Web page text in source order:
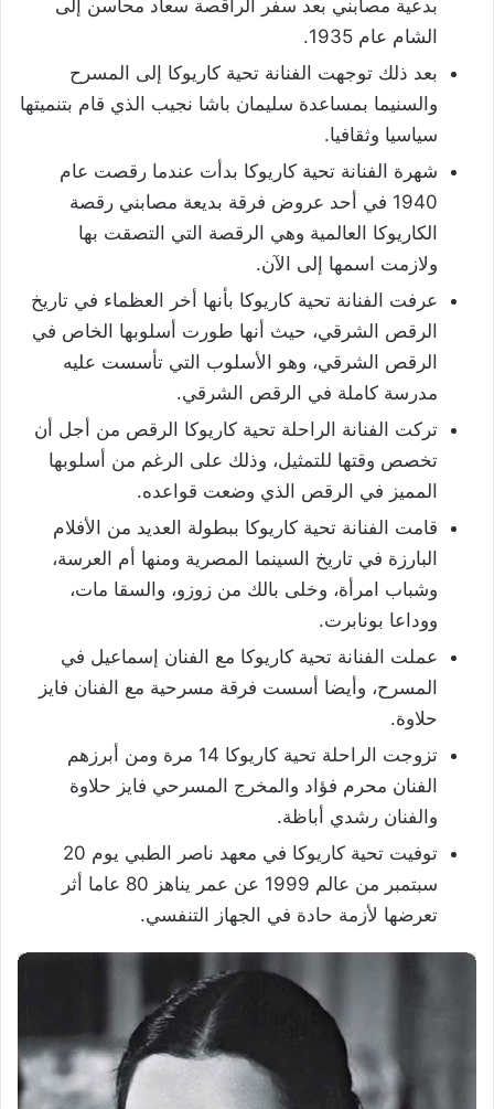
بدعية مصابني بعد سفر الراقصة سعاد محاسن إلى
الشام عام 1935.
بعد ذلك توجهت الفنانة تحية كاريوكا إلى المسرح
والسنيما بمساعدة سليمان باشا نجيب الذي قام بتنميتها
سياسيا وثقافيا.
شهرة الفنانة تحية كاريوكا بدأت عندما رقصت عام
1940 في أحد عروض فرقة بديعة مصابني رقصة
الكاريوكا العالمية وهي الرقصة التي التصقت بها
ولازمت اسمها إلى الآن.
عرفت الفنانة تحية كاريوكا بأنها أخر العظماء في تاريخ
الرقص الشرقي، حيث أنها طورت أسلوبها الخاص في
الرقص الشرقي، وهو الأسلوب التي تأسست عليه
مدرسة كاملة في الرقص الشرقي.
تركت الفنانة الراحلة تحية كاريوكا الرقص من أجل أن
تخصص وقتها للتمثيل، وذلك على الرغم من أسلوبها
المميز في الرقص الذي وضعت قواعده.
قامت الفنانة تحية كاريوكا ببطولة العديد من الأفلام
البارزة في تاريخ السينما المصرية ومنها أم العرسة،
وشباب امرأة، وخلى بالك من زوزو، والسقا مات،
ووداعا بونابرت.
عملت الفنانة تحية كاريوكا مع الفنان إسماعيل في
المسرح، وأيضا أسست فرقة مسرحية مع الفنان فايز
حلاوة.
تزوجت الراحلة تحية كاريوكا 14 مرة ومن أبرزهم
الفنان محرم فؤاد والمخرج المسرحي فايز حلاوة
والفنان رشدي أباظة.
توفيت تحية كاريوكا في معهد ناصر الطبي يوم 20
سبتمبر من عالم 1999 عن عمر يناهز 80 عاما أثر
تعرضها لأزمة حادة في الجهاز التنفسي.